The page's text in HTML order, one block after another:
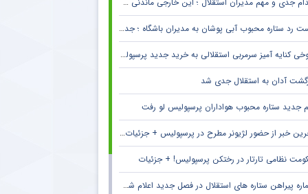
جدی و مهم مدیران استقلال ؛ این خارجی ماندنی شد
رد ستاره محبوب آبی پوشان به مدیران باشگاه ؛ جدایی قطعی است !
کنایه آمیز سرمربی استقلالی به خرید جدید پرسپولیس
آدان به استقلال جدی شد
جدید ستاره محبوب هواداران پرسپولیس لو رفت
خبر از حضور لژیونر مطرح در پرسپولیس + جزئیات لو رفته
نظامی تارتار در رختکن پرسپولیس! + جزئیات
پیراهن ستاره های استقلال در فصل جدید اعلام شد + جزئیات